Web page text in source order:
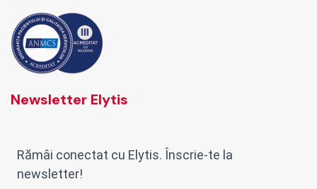
Newsletter Elytis
Rămâi conectat cu Elytis. Înscrie-te la
newsletter!